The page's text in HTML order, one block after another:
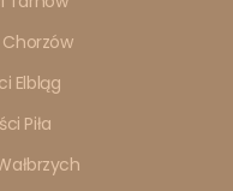
Elbląg
Piła